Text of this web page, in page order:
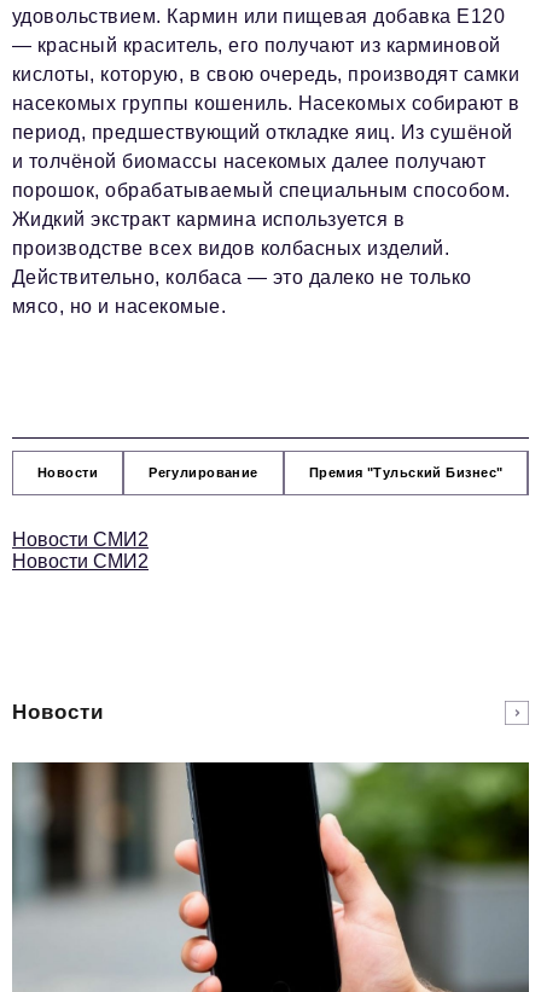
удовольствием. Кармин или пищевая добавка Е120
— красный краситель, его получают из карминовой
кислоты, которую, в свою очередь, производят самки
насекомых группы кошениль. Насекомых собирают в
период, предшествующий откладке яиц. Из сушёной
и толчёной биомассы насекомых далее получают
порошок, обрабатываемый специальным способом.
Жидкий экстракт кармина используется в
производстве всех видов колбасных изделий.
Действительно, колбаса — это далеко не только
мясо, но и насекомые.
Новости Регулирование Премия "Тульский Бизнес"
Новости СМИ2
Новости СМИ2
Новости